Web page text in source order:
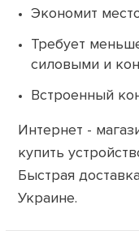
Экономит
Требует
силовыми и
Встроенный
Интернет -
купить
Быстрая
Украине.